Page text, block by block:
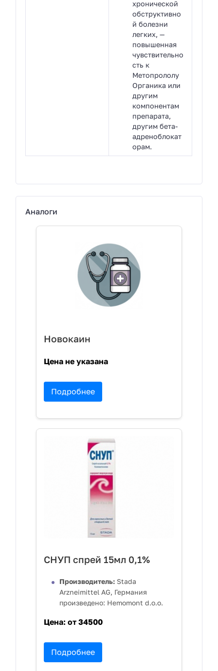
хронической
обструктивно
й болезни
легких, —
повышенная
чувствительно
сть к
Метопрололу
Органика или
другим
компонентам
препарата,
другим бета-
адреноблокат
орам.
Аналоги
Новокаин
Цена не указана
Подробнее
СНУП спрей 15мл 0,1%
Производитель: Stada
Arzneimittel AG, Германия
произведено: Hemomont d.o.o.
Цена: от 34500
Подробнее